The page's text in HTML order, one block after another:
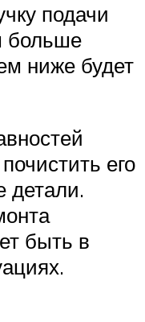
подачи
больше
ниже будет
его
детали.
быть в